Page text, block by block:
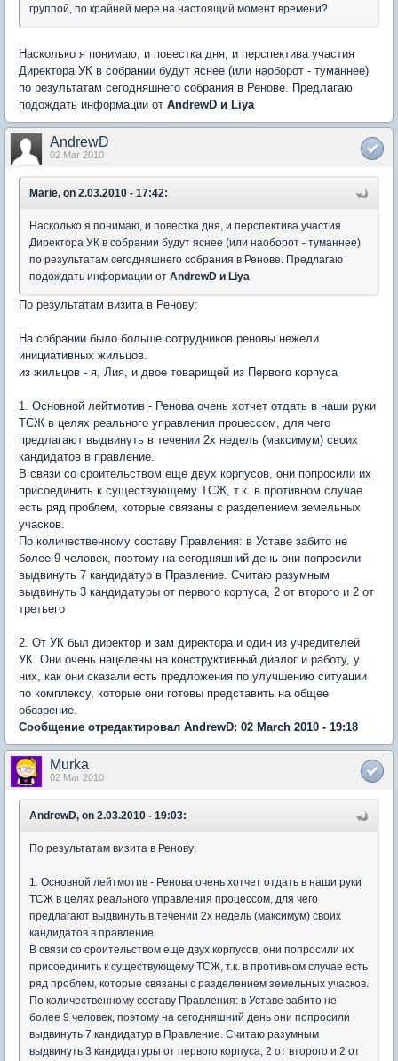
группой, по крайней мере на настоящий момент времени?
Насколько я понимаю, и повестка дня, и перспектива участия
Директора УК в собрании будут яснее (или наоборот - туманнее)
по результатам сегодняшнего собрания в Ренове. Предлагаю
подождать информации от AndrewD и Liya
AndrewD
02 Mar 2010
Marie, on 2.03.2010 - 17:42:
Насколько я понимаю, и повестка дня, и перспектива участия
Директора УК в собрании будут яснее (или наоборот - туманнее)
по результатам сегодняшнего собрания в Ренове. Предлагаю
подождать информации от AndrewD и Liya
По результатам визита в Ренову:
На собрании было больше сотрудников реновы нежели
инициативных жильцов.
из жильцов - я, Лия, и двое товарищей из Первого корпуса
1. Основной лейтмотив - Ренова очень хотчет отдать в наши руки
ТСЖ в целях реального управления процессом, для чего
предлагают выдвинуть в течении 2х недель (максимум) своих
кандидатов в правление.
В связи со сроительством еще двух корпусов, они попросили их
присоединить к существующему ТСЖ, т.к. в противном случае
есть ряд проблем, которые связаны с разделением земельных
учасков.
По количественному составу Правления: в Уставе забито не
более 9 человек, поэтому на сегодняшний день они попросили
выдвинуть 7 кандидатур в Правление. Считаю разумным
выдвинуть 3 кандидатуры от первого корпуса, 2 от второго и 2 от
третьего
2. От УК был директор и зам директора и один из учредителей
УК. Они очень нацелены на конструктивный диалог и работу, у
них, как они сказали есть предложения по улучшению ситуации
по комплексу, которые они готовы представить на общее
обозрение.
Сообщение отредактировал AndrewD: 02 March 2010 - 19:18
Murka
02 Mar 2010
AndrewD, on 2.03.2010 - 19:03:
По результатам визита в Ренову:
1. Основной лейтмотив - Ренова очень хотчет отдать в наши руки
ТСЖ в целях реального управления процессом, для чего
предлагают выдвинуть в течении 2х недель (максимум) своих
кандидатов в правление.
В связи со сроительством еще двух корпусов, они попросили их
присоединить к существующему ТСЖ, т.к. в противном случае есть
ряд проблем, которые связаны с разделением земельных учасков.
По количественному составу Правления: в Уставе забито не
более 9 человек, поэтому на сегодняшний день они попросили
выдвинуть 7 кандидатур в Правление. Считаю разумным
выдвинуть 3 кандидатуры от первого корпуса, 2 от второго и 2 от